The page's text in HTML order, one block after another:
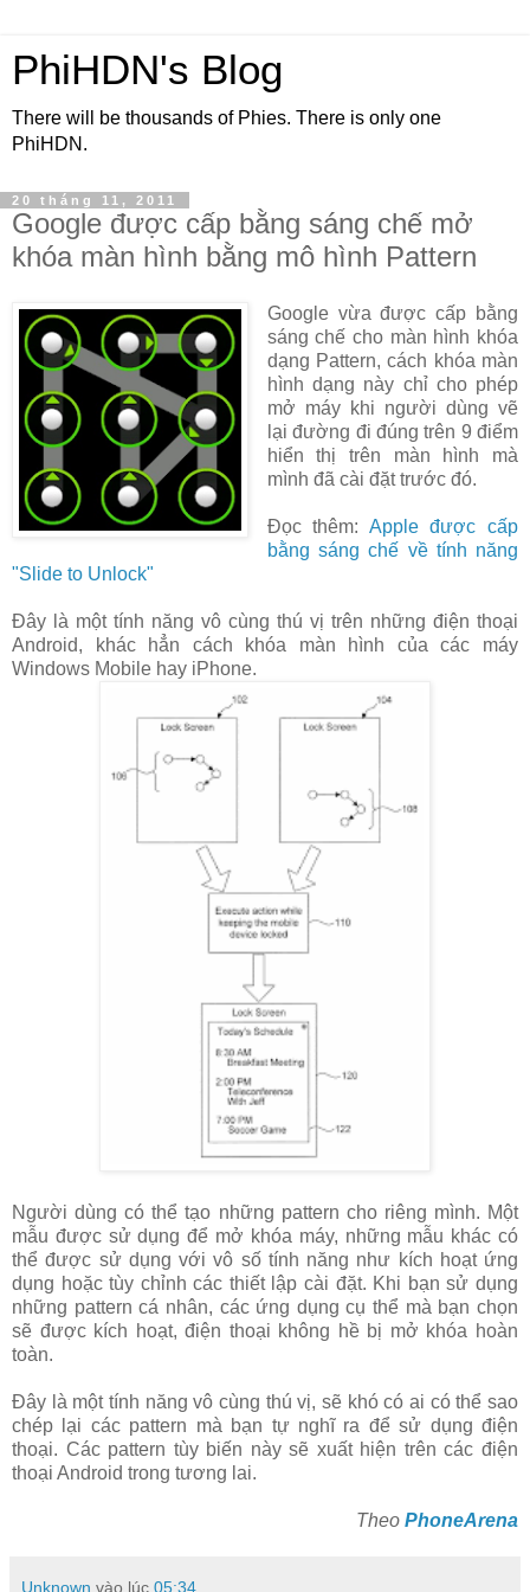
PhiHDN's Blog
There will be thousands of Phies. There is only one
PhiHDN.
20 tháng 11, 2011
Google được cấp bằng sáng chế mở
khóa màn hình bằng mô hình Pattern
Google vừa được cấp bằng
sáng chế cho màn hình khóa
dạng Pattern, cách khóa màn
hình dạng này chỉ cho phép
mở máy khi người dùng vẽ
lại đường đi đúng trên 9 điểm
hiển thị trên màn hình mà
mình đã cài đặt trước đó.
Đọc thêm: Apple được cấp
bằng sáng chế về tính năng
"Slide to Unlock"
Đây là một tính năng vô cùng thú vị trên những điện thoại
Android, khác hẳn cách khóa màn hình của các máy
Windows Mobile hay iPhone.
Người dùng có thể tạo những pattern cho riêng mình. Một
mẫu được sử dụng để mở khóa máy, những mẫu khác có
thể được sử dụng với vô số tính năng như kích hoạt ứng
dụng hoặc tùy chỉnh các thiết lập cài đặt. Khi bạn sử dụng
những pattern cá nhân, các ứng dụng cụ thể mà bạn chọn
sẽ được kích hoạt, điện thoại không hề bị mở khóa hoàn
toàn.
Đây là một tính năng vô cùng thú vị, sẽ khó có ai có thể sao
chép lại các pattern mà bạn tự nghĩ ra để sử dụng điện
thoại. Các pattern tùy biến này sẽ xuất hiện trên các điện
thoại Android trong tương lai.
Theo PhoneArena
Unknown vào lúc 05:34